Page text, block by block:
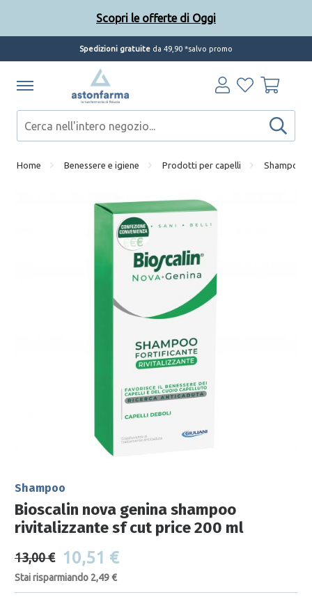
Spedizioni gratuite da 49,90 *salvo promo
Home Benessere e igiene Prodotti per capelli Shampoo
Shampoo
Bioscalin nova genina shampoo
rivitalizzante sf cut price 200 ml
13,00 € 10,51 €
Stai risparmiando 2,49 €
Scopri le offerte di Oggi